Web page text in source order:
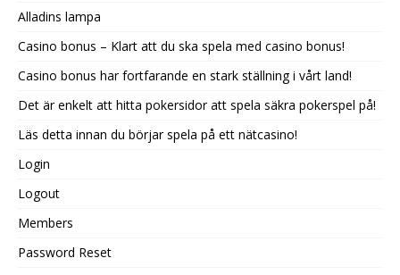
Alladins lampa
Casino bonus – Klart att du ska spela med casino bonus!
Casino bonus har fortfarande en stark ställning i vårt land!
Det är enkelt att hitta pokersidor att spela säkra pokerspel på!
Läs detta innan du börjar spela på ett nätcasino!
Login
Logout
Members
Password Reset